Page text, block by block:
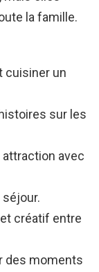
la famille.
cuisiner un
sur les
avec
créatif entre
des moments